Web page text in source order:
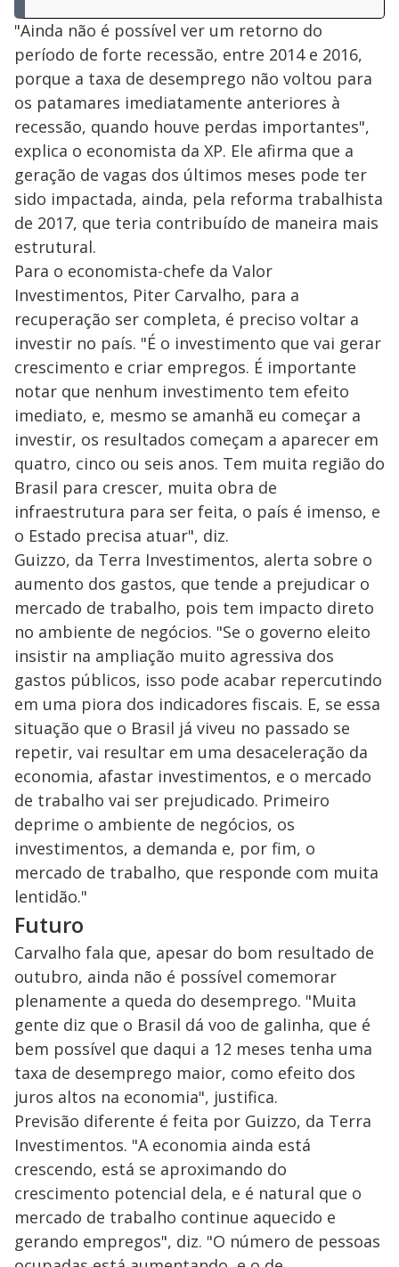
"Ainda não é possível ver um retorno do
período de forte recessão, entre 2014 e 2016,
porque a taxa de desemprego não voltou para
os patamares imediatamente anteriores à
recessão, quando houve perdas importantes",
explica o economista da XP. Ele afirma que a
geração de vagas dos últimos meses pode ter
sido impactada, ainda, pela reforma trabalhista
de 2017, que teria contribuído de maneira mais
estrutural.
Para o economista-chefe da Valor
Investimentos, Piter Carvalho, para a
recuperação ser completa, é preciso voltar a
investir no país. "É o investimento que vai gerar
crescimento e criar empregos. É importante
notar que nenhum investimento tem efeito
imediato, e, mesmo se amanhã eu começar a
investir, os resultados começam a aparecer em
quatro, cinco ou seis anos. Tem muita região do
Brasil para crescer, muita obra de
infraestrutura para ser feita, o país é imenso, e
o Estado precisa atuar", diz.
Guizzo, da Terra Investimentos, alerta sobre o
aumento dos gastos, que tende a prejudicar o
mercado de trabalho, pois tem impacto direto
no ambiente de negócios. "Se o governo eleito
insistir na ampliação muito agressiva dos
gastos públicos, isso pode acabar repercutindo
em uma piora dos indicadores fiscais. E, se essa
situação que o Brasil já viveu no passado se
repetir, vai resultar em uma desaceleração da
economia, afastar investimentos, e o mercado
de trabalho vai ser prejudicado. Primeiro
deprime o ambiente de negócios, os
investimentos, a demanda e, por fim, o
mercado de trabalho, que responde com muita
lentidão."
Futuro
Carvalho fala que, apesar do bom resultado de
outubro, ainda não é possível comemorar
plenamente a queda do desemprego. "Muita
gente diz que o Brasil dá voo de galinha, que é
bem possível que daqui a 12 meses tenha uma
taxa de desemprego maior, como efeito dos
juros altos na economia", justifica.
Previsão diferente é feita por Guizzo, da Terra
Investimentos. "A economia ainda está
crescendo, está se aproximando do
crescimento potencial dela, e é natural que o
mercado de trabalho continue aquecido e
gerando empregos", diz. "O número de pessoas